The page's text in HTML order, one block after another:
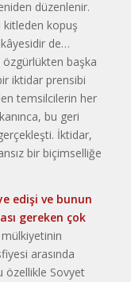
düzenlenir.
kitleden kopuş
de…
başka
iktidar prensibi
temsilcilerin her
bu geri
İktidar,
bir biçimselliğe
edişi ve bunun
gereken çok
mülkiyetinin
arasında
özellikle Sovyet